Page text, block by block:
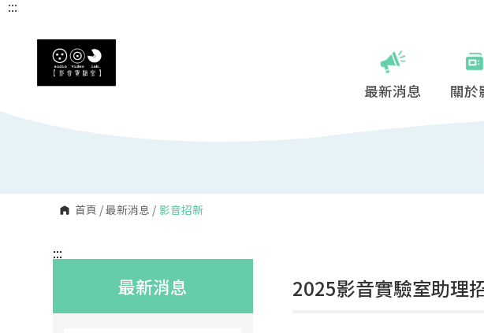
跳
:::
最新消息 關於
首頁 /最新消息 / 影音招新
:::
最新消息
:::
2025影音實驗室助理